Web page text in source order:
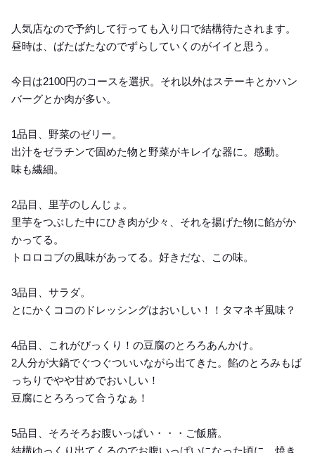
人気店なので予約して行っても入り口で結構待たされます。
昼時は、ばたばたなのでずらしていくのがイイと思う。
今日は2100円のコースを選択。それ以外はステーキとかハン
バーグとか肉が多い。
1品目、野菜のゼリー。
出汁をゼラチンで固めた物と野菜がキレイな器に。感動。
味も繊細。
2品目、里芋のしんじょ。
里芋をつぶした中にひき肉が少々、それを揚げた物に餡がか
かってる。
トロロコブの風味があってる。好きだな、この味。
3品目、サラダ。
とにかくココのドレッシングはおいしい！！タマネギ風味？
4品目、これがびっくり！の豆腐のとろろあんかけ。
2人分が大鍋でぐつぐついいながら出てきた。餡のとろみもば
っちりでやや甘めでおいしい！
豆腐にとろろって合うなぁ！
5品目、そろそろお腹いっぱい・・・ご飯膳。
結構ゆっくり出てくるのでお腹いっぱいになった頃に、焼き